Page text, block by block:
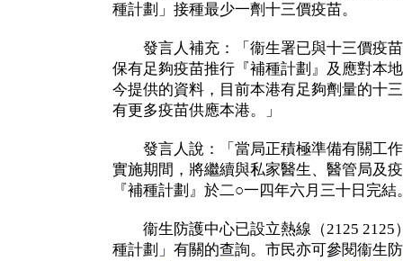
種計劃」接種最少一劑十三價疫苗。
發言人補充：「衞生署已與十三價疫苗
保有足夠疫苗推行『補種計劃』及應對本
今提供的資料，目前本港有足夠劑量的十
有更多疫苗供應本港。」
發言人說：「當局正積極準備有關工作
實施期間，將繼續與私家醫生、醫管局及
『補種計劃』於二○一四年六月三十日完結
衞生防護中心已設立熱線（2125 2125
種計劃」有關的查詢。市民亦可參閱衞生